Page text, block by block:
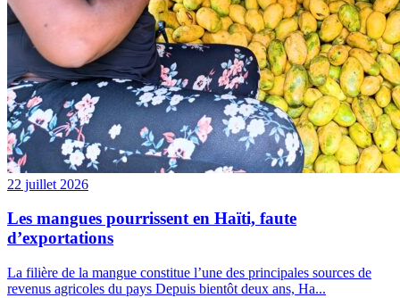
22 juillet 2026
Les mangues pourrissent en Haïti, faute
d’exportations
La filière de la mangue constitue l’une des principales sources de
revenus agricoles du pays Depuis bientôt deux ans, Ha...